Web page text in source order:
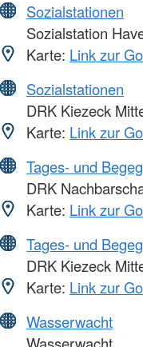
Sozialstationen
Sozialstation
Karte: Link zur
Sozialstationen
DRK Kiezeck
Karte: Link zur
Tages- und
DRK
Karte: Link zur
Tages- und
DRK Kiezeck
Karte: Link zur
Wasserwacht